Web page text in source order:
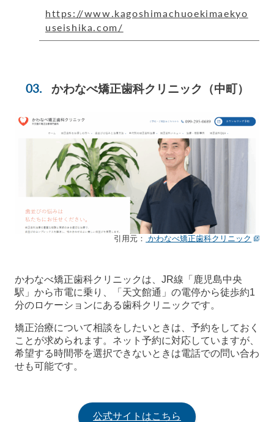
https://www.kagoshimachuoekimaekyo
useishika.com/
かわなべ矯正歯科クリニック （中町）
引用元： かわなべ矯正歯科クリニック
かわなべ矯正歯科クリニックは、JR線「鹿児島中央
駅」から市電に乗り、「天文館通」の電停から徒歩約1
分のロケーションにある歯科クリニックです。
矯正治療について相談をしたいときは、予約をしておく
ことが求められます。ネット予約に対応していますが、
希望する時間帯を選択できないときは電話での問い合わ
せも可能です。
公式サイトはこちら